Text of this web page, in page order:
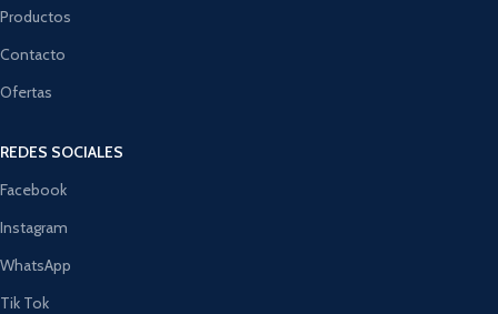
Productos
Contacto
Ofertas
REDES SOCIALES
Facebook
Instagram
WhatsApp
Tik Tok